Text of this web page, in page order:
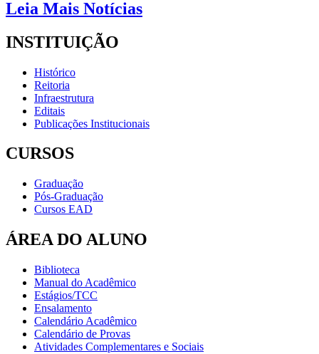
Leia Mais Notícias
INSTITUIÇÃO
Histórico
Reitoria
Infraestrutura
Editais
Publicações Institucionais
CURSOS
Graduação
Pós-Graduação
Cursos EAD
ÁREA DO ALUNO
Biblioteca
Manual do Acadêmico
Estágios/TCC
Ensalamento
Calendário Acadêmico
Calendário de Provas
Atividades Complementares e Sociais